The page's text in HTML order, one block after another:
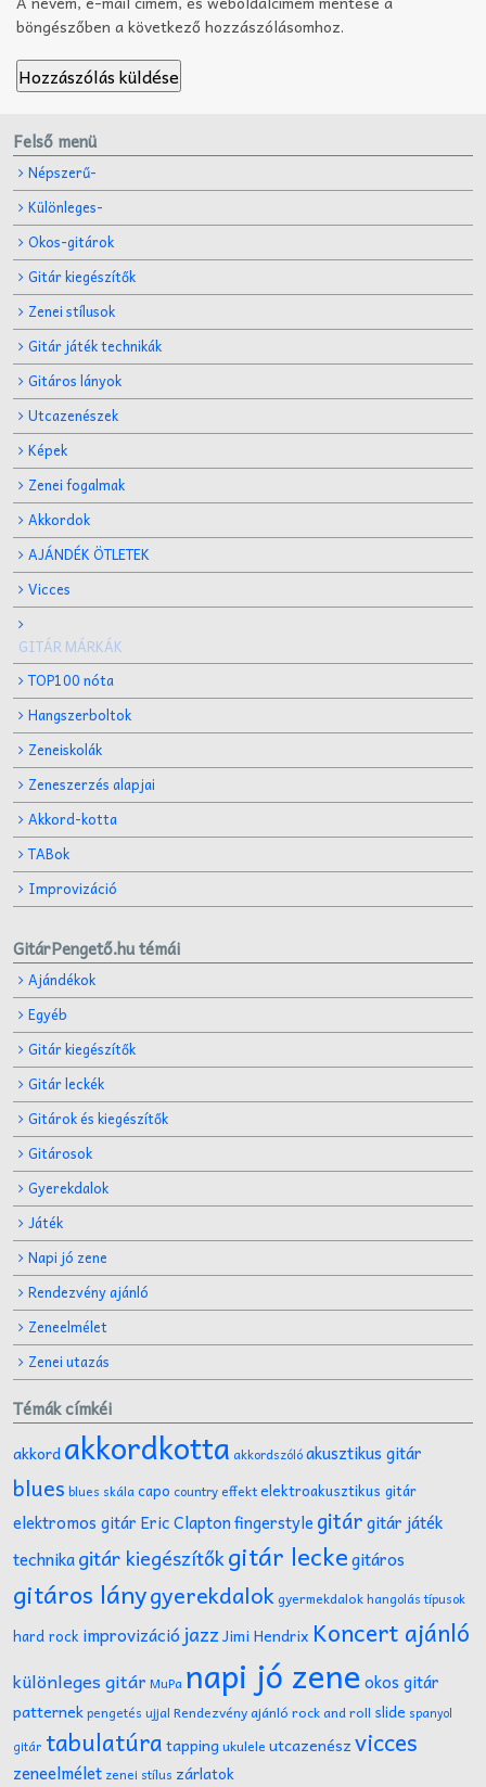
böngészőben a következő hozzászólásomhoz.
Felső menü
Népszerű-
Különleges-
Okos-gitárok
Gitár kiegészítők
Zenei stílusok
Gitár játék technikák
Gitáros lányok
Utcazenészek
Képek
Zenei fogalmak
Akkordok
AJÁNDÉK ÖTLETEK
Vicces
GITÁR MÁRKÁK
TOP100 nóta
Hangszerboltok
Zeneiskolák
Zeneszerzés alapjai
Akkord-kotta
TABok
Improvizáció
GitárPengető.hu témái
Ajándékok
Egyéb
Gitár kiegészítők
Gitár leckék
Gitárok és kiegészítők
Gitárosok
Gyerekdalok
Játék
Napi jó zene
Rendezvény ajánló
Zeneelmélet
Zenei utazás
Témák címkéi
akkordakkordkotta akkordszólóakusztikus gitár
blues blues skálacapo country effektelektroakusztikus gitár
elektromos gitár Eric Claptonfingerstyle gitárgitár játék
technikagitár kiegészítőkgitár leckegitáros
gitáros lánygyerekdalokgyermekdalokhangolás típusok
hard rock improvizáció jazzJimi Hendrix Koncert ajánló
különleges gitár MuPa napi jó zene okos gitár
patternekpengetés ujjal Rendezvény ajánló rock and roll slide spanyol
gitár tabulatúratapping ukulele utcazenészvicces
zeneelmélet zenei stílus zárlatok